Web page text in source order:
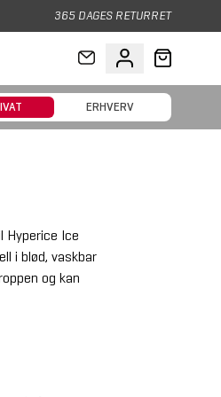
365 DAGES RETURRET
ERHVERV
Hyperice Ice
i blød, vaskbar
og kan